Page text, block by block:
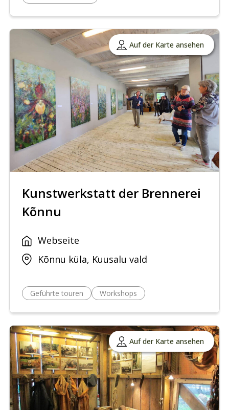
Auf der Karte ansehen
Kunstwerkstatt der Brennerei
Kõnnu
Webseite
Kõnnu küla, Kuusalu vald
Geführte touren Workshops
Auf der Karte ansehen